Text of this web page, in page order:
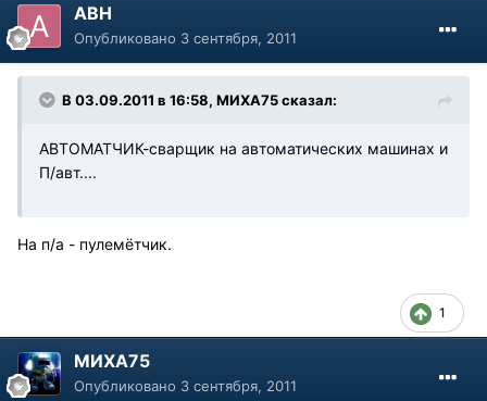
АВН
Опубликовано 3 сентября, 2011
В 03.09.2011 в 16:58, МИХА75 сказал:
АВТОМАТЧИК-сварщик на автоматических машинах и
П/авт....
На п/а - пулемётчик.
1
МИХА75
Опубликовано 3 сентября, 2011